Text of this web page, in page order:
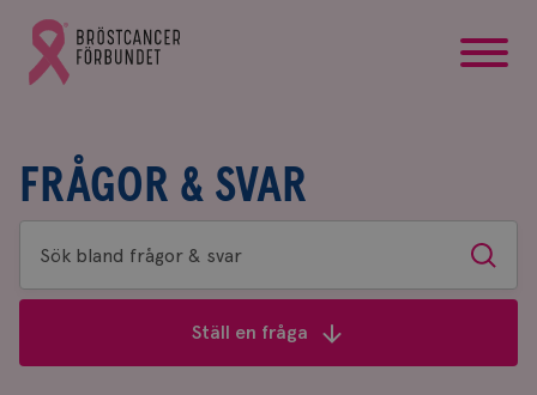
Gå
till
Bröstcancerförbundets
FRÅGOR & SVAR
Sök
bland
&
Sök
Ställ en fråga